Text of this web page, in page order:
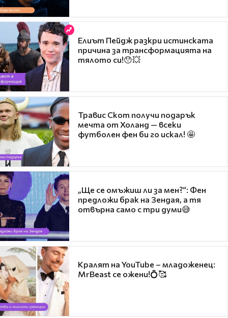
Елиът Пейдж разкри истинската
причина за трансформацията на
тялото си!😯💥
Травис Скот получи подарък
мечта от Холанд — всеки
футболен фен би го искал! 🤩
„Ще се омъжиш ли за мен?“: Фен
предложи брак на Зендая, а тя
отвърна само с три думи😅
Кралят на YouTube – младоженец:
MrBeast се ожени!💍🥰